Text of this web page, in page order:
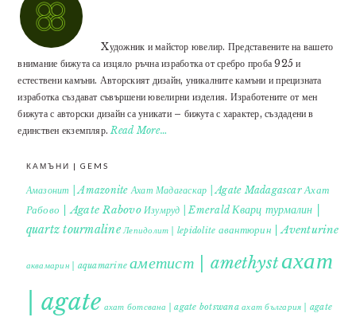
Xудожник и майстор ювелир. Представените на вашето
внимание бижута са изцяло ръчна изработка от сребро проба 925 и
естествени камъни. Авторският дизайн, уникалните камъни и прецизната
изработка създават съвършени ювелирни изделия. Изработените от мен
бижута с авторски дизайн са уникати – бижута с характер, създадени в
единствен екземпляр.Read More…
КАМЪНИ | GEMS
Амазонит | Amazonite Ахат Мадагаскар | Agate Madagascar Ахат
Рабово | Agate Rabovo Изумруд | Emerald Кварц турмалин |
quartz tourmaline Лепидолит | lepidolite авантюрин | Aventurine
аквамарин | aquamarine аметист | amethystахат
| agate ахат ботсвана | agate botswana ахат българия | agate